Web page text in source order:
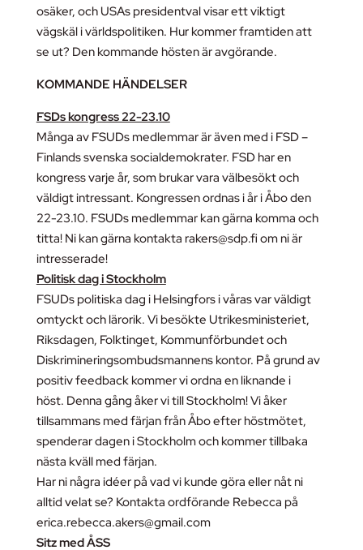
osäker, och USAs presidentval visar ett viktigt
vägskäl i världspolitiken. Hur kommer framtiden att
se ut? Den kommande hösten är avgörande.
KOMMANDE HÄNDELSER
FSDs kongress 22-23.10
Många av FSUDs medlemmar är även med i FSD –
Finlands svenska socialdemokrater. FSD har en
kongress varje år, som brukar vara välbesökt och
väldigt intressant. Kongressen ordnas i år i Åbo den
22-23.10. FSUDs medlemmar kan gärna komma och
titta! Ni kan gärna kontakta rakers@sdp.fi om ni är
intresserade!
Politisk dag i Stockholm
FSUDs politiska dag i Helsingfors i våras var väldigt
omtyckt och lärorik. Vi besökte Utrikesministeriet,
Riksdagen, Folktinget, Kommunförbundet och
Diskrimineringsombudsmannens kontor. På grund av
positiv feedback kommer vi ordna en liknande i
höst. Denna gång åker vi till Stockholm! Vi åker
tillsammans med färjan från Åbo efter höstmötet,
spenderar dagen i Stockholm och kommer tillbaka
nästa kväll med färjan.
Har ni några idéer på vad vi kunde göra eller nåt ni
alltid velat se? Kontakta ordförande Rebecca på
erica.rebecca.akers@gmail.com
Sitz med ÅSS